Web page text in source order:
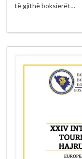
të gjithë boksierët…